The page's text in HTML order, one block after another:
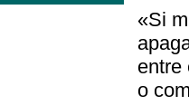
«Si
entre
o